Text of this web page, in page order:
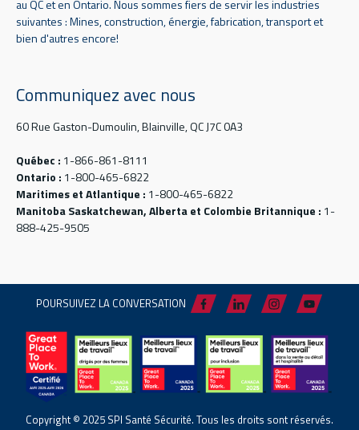
au QC et en Ontario. Nous sommes fiers de servir les industries
suivantes : Mines, construction, énergie, fabrication, transport et
bien d'autres encore!
Communiquez avec nous
60 Rue Gaston-Dumoulin, Blainville, QC J7C 0A3
Québec : 1-866-861-8111
Ontario : 1-800-465-6822
Maritimes et Atlantique : 1-800-465-6822
Manitoba Saskatchewan, Alberta et Colombie Britannique : 1-
888-425-9505
POURSUIVEZ LA CONVERSATION
Copyright © 2025 SPI Santé Sécurité. Tous les droits sont réservés.